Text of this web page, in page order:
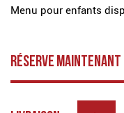
Menu pour enfants
RÉSERVE MAINTENANT